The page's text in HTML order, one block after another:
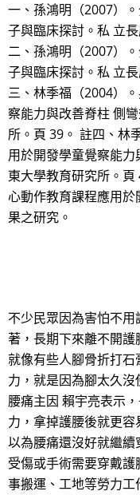
一、孫鴻明（2007）
子與臨床探討。私 立
二、孫鴻明（2007）
子與臨床探討。私 立
三、林季福（2004）
察能力與改善脊柱 側
所。頁 39。 註四、林
用於開發學童覺察能
東大學教育研究所。
心動作教育課程應用
果之研究。
不少民眾因為害怕不
著，長期下來離不開護
就像有些人腳骨折打
力，就是因為腳太久
腰痛主因 賴宇亮表示
力，拿掉護腰後就更容
以為腰痛還沒好就繼
受傷或手術需要穿戴
事搬運、工地等勞力